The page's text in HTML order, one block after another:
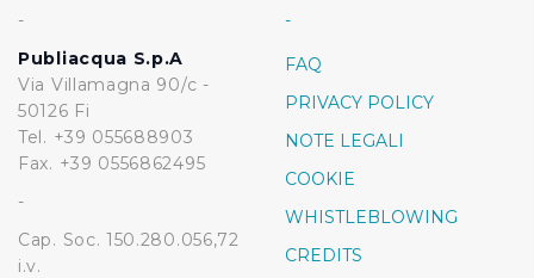
-
Publiacqua S.p.A
Via Villamagna 90/c -
50126 Fi
Tel. +39 055688903
Fax. +39 0556862495
-
Cap. Soc. 150.280.056,72
i.v.
-
FAQ
PRIVACY POLICY
NOTE LEGALI
COOKIE
WHISTLEBLOWING
CREDITS